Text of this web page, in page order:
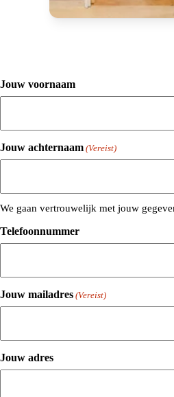
Jouw voornaam
Jouw achternaam (Vereist)
We gaan vertrouwelijk met jouw
Telefoonnummer
Jouw mailadres (Vereist)
Jouw adres